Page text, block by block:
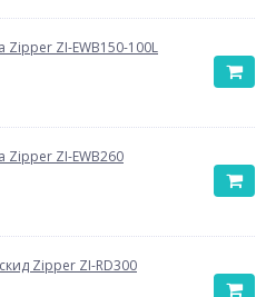
Zipper ZI-EWB150-100L
Zipper ZI-EWB260
Zipper ZI-RD300